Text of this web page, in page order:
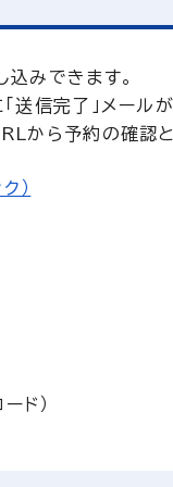
込みできます。
送信完了」メー
から予約の確認と
）
ド）